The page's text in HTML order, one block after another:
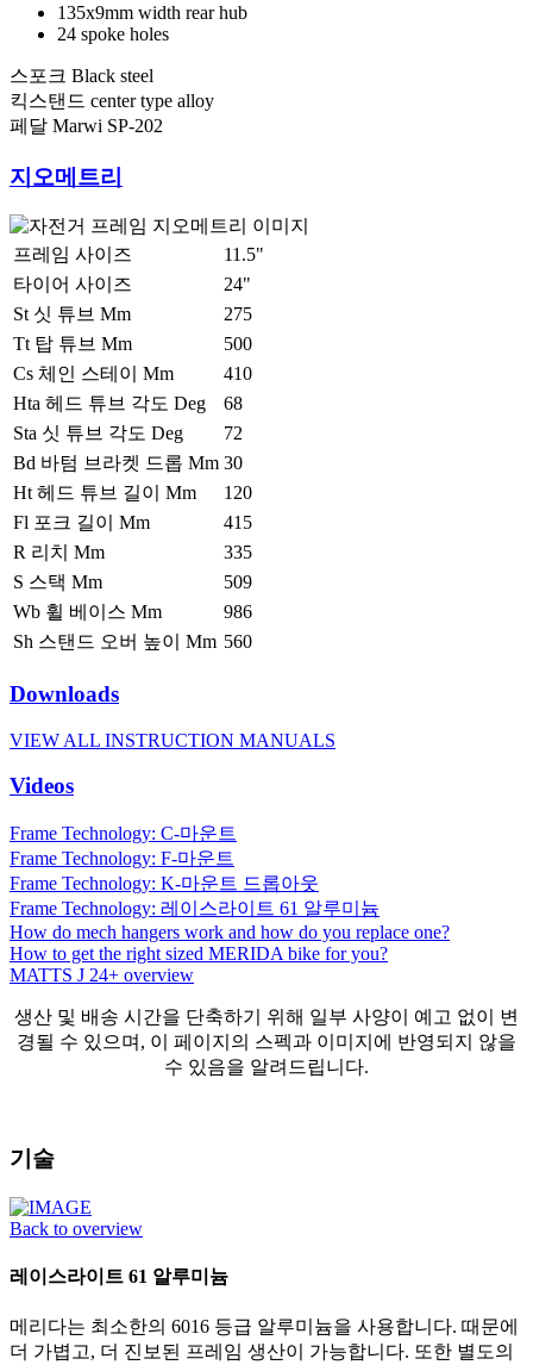
135x9mm width rear hub
24 spoke holes
스포크 Black steel
킥스탠드 center type alloy
페달 Marwi SP-202
지오메트리
프레임 사이즈
11.5"
타이어 사이즈
24"
St 싯 튜브 Mm
275
Tt 탑 튜브 Mm
500
Cs 체인 스테이 Mm
410
Hta 헤드 튜브 각도 Deg
68
Sta 싯 튜브 각도 Deg
72
Bd 바텀 브라켓 드롭 Mm 30
Ht 헤드 튜브 길이 Mm
120
Fl 포크 길이 Mm
415
R 리치 Mm
335
S 스택 Mm
509
Wb 휠 베이스 Mm
986
Sh 스탠드 오버 높이 Mm 560
Downloads
VIEW ALL INSTRUCTION MANUALS
Videos
Frame Technology: C-마운트
Frame Technology: F-마운트
Frame Technology: K-마운트 드롭아웃
Frame Technology: 레이스라이트 61 알루미늄
How do mech hangers work and how do you replace one?
How to get the right sized MERIDA bike for you?
MATTS J 24+ overview
생산 및 배송 시간을 단축하기 위해 일부 사양이 예고 없이 변
경될 수 있으며, 이 페이지의 스펙과 이미지에 반영되지 않을
수 있음을 알려드립니다.
기술
Back to overview
레이스라이트 61 알루미늄
메리다는 최소한의 6016 등급 알루미늄을 사용합니다. 때문에
더 가볍고, 더 진보된 프레임 생산이 가능합니다. 또한 별도의